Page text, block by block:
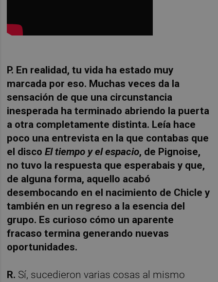
P. En realidad, tu vida ha estado muy
marcada por eso. Muchas veces da la
sensación de que una circunstancia
inesperada ha terminado abriendo la puerta
a otra completamente distinta. Leía hace
poco una entrevista en la que contabas que
el discoEl tiempo y el espacio, de Pignoise,
no tuvo la respuesta que esperabais y que,
de alguna forma, aquello acabó
desembocando en el nacimiento de Chicle y
también en un regreso a la esencia del
grupo. Es curioso cómo un aparente
fracaso termina generando nuevas
oportunidades.
R. Sí, sucedieron varias cosas al mismo